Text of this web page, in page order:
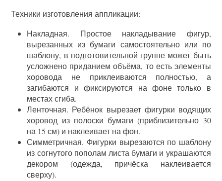
Техники изготовления аппликации:
Накладная. Простое накладывание фигур,
вырезанных из бумаги самостоятельно или по
шаблону, в подготовительной группе может быть
усложнено приданием объёма, то есть элементы
хоровода не приклеиваются полностью, а
загибаются и фиксируются на фоне только в
местах сгиба.
Ленточная. Ребёнок вырезает фигурки водящих
хоровод из полоски бумаги (приблизительно 30
на 15 см) и наклеивает на фон.
Симметричная. Фигурки вырезаются по шаблону
из согнутого пополам листа бумаги и украшаются
декором (одежда, причёска наклеивается
сверху).